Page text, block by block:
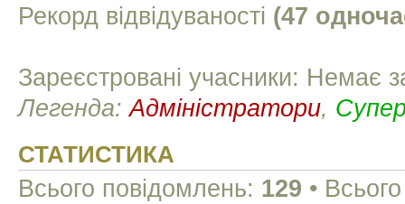
Рекорд відвідуваності (47
Зареєстровані учасники: Немає
Легенда:Адміністратори,
СТАТИСТИКА
Всього повідомлень: 129 •